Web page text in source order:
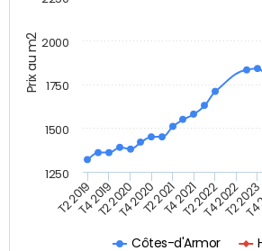
Prix au m2
Côtes-d'Armor
T2 2019T4 2019T2 2020T4 2020T2 2021T4 2021T2 2022T4 2022T2 2023
1250
1500
1750
2000